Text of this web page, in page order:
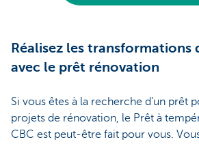
Réalisez les transformations
avec le prêt rénovation
Si vous êtes à la recherche d'un prêt
projets de rénovation, le Prêt à
CBC est peut-être fait pour vous.